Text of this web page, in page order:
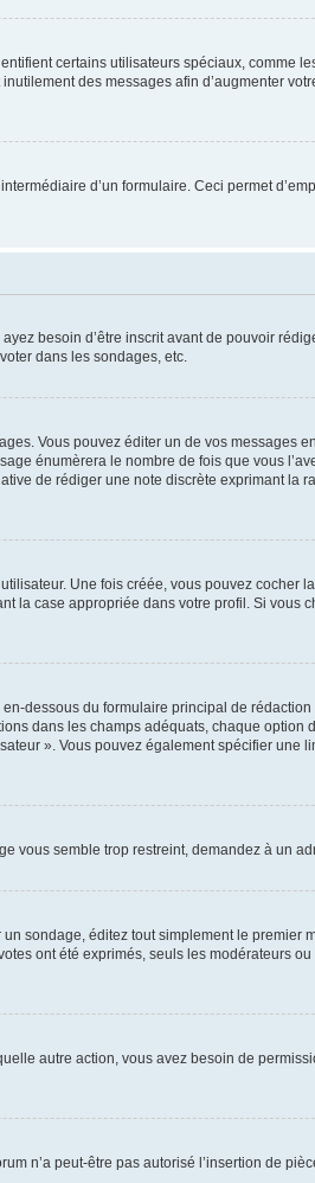
certains utilisateurs spéciaux, comme
des messages afin d’augmenter
d’un formulaire. Ceci permet
besoin d’être inscrit avant de pouvoir
dans les sondages, etc.
Vous pouvez éditer un de vos messages
énumèrera le nombre de fois que vous
de rédiger une note discrète exprimant
Une fois créée, vous pouvez cocher
la case appropriée dans votre profil. Si vous
dessous du formulaire principal de
dans les champs adéquats, chaque option
». Vous pouvez également spécifier une
vous semble trop restreint, demandez à un
sondage, éditez tout simplement le premier
ont été exprimés, seuls les modérateurs
autre action, vous avez besoin de
n’a peut-être pas autorisé l’insertion de